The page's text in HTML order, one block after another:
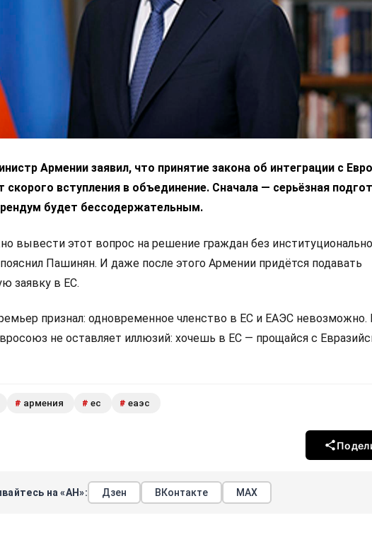
Армении заявил, что принятие закона об интеграции с
скорого вступления в объединение. Сначала — серьёзная
будет бессодержательным.
вывести этот вопрос на решение граждан без
Пашинян. И даже после этого Армении придётся подавать
заявку в ЕС.
признал: одновременное членство в ЕС и ЕАЭС невозможно.
не оставляет иллюзий: хочешь в ЕС — прощайся с
# армения # ес # еаэс
на «АН»: Дзен ВКонтакте МАХ